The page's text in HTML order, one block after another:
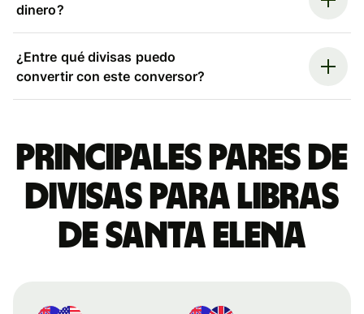
dinero?
¿Entre qué divisas puedo
convertir con este conversor?
Principales pares de
divisas para libras
de Santa Elena